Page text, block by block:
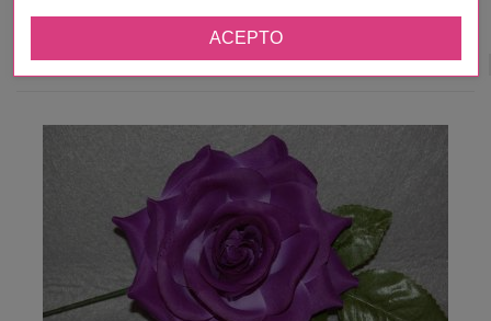
Sea El Primero En Escribir Una Reseña
8 OTROS PRODUCTOS EN LA MISMA
CATEGORÍA:
ACEPTO